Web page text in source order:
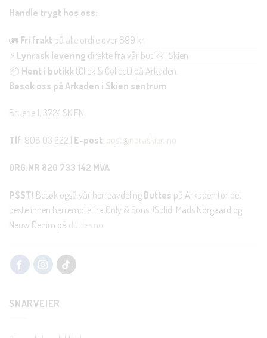
Handle trygt hos oss:
🚛 Fri frakt på alle ordre over 699 kr.
⚡ Lynrask levering direkte fra vår butikk i Skien.
📦 Hent i butikk (Click & Collect) på Arkaden.
Besøk oss på Arkaden i Skien sentrum
Bruene 1, 3724 SKIEN
Tlf: 908 03 222 | E-post: post@noraskien.no
ORG.NR 820 733 142 MVA
PSST! Besøk også vår herreavdeling Duttes på Arkaden for det
beste innen herremote fra Only & Sons, !Solid, Mads Nørgaard og
Neuw Denim på duttes.no
SNARVEIER